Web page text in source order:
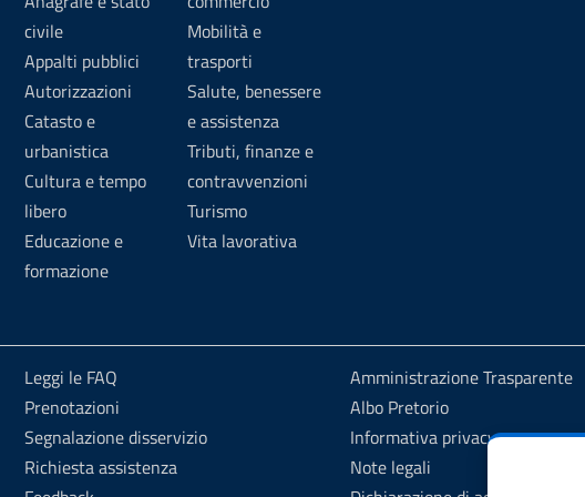
civile
Appalti pubblici
Autorizzazioni
Catasto e
urbanistica
Cultura e tempo
libero
Educazione e
formazione
Mobilità e
trasporti
Salute, benessere
e assistenza
Tributi, finanze e
contravvenzioni
Turismo
Vita lavorativa
Leggi le FAQ
Prenotazioni
Segnalazione disservizio
Richiesta assistenza
Amministrazione Trasparente
Albo Pretorio
Informativa privacy
Note legali